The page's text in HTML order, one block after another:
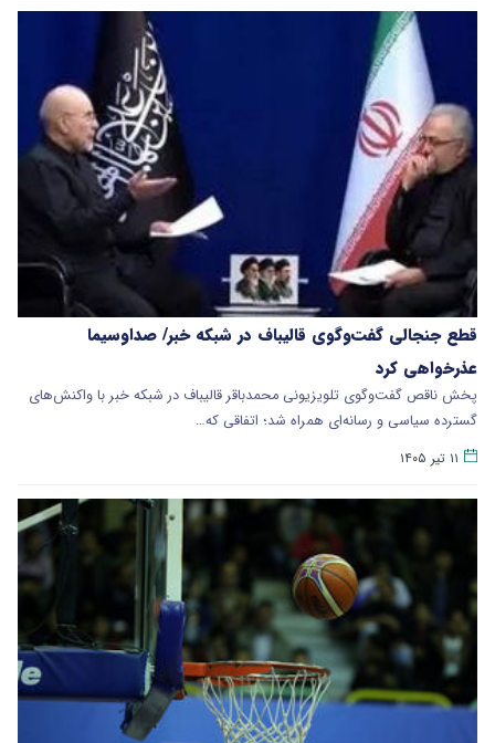
قطع جنجالی گفت‌وگوی قالیباف در شبکه خبر/ صداوسیما
عذرخواهی کرد
پخش ناقص گفت‌وگوی تلویزیونی محمدباقر قالیباف در شبکه خبر با واکنش‌های
گسترده سیاسی و رسانه‌ای همراه شد؛ اتفاقی که…
۱۱ تیر ۱۴۰۵